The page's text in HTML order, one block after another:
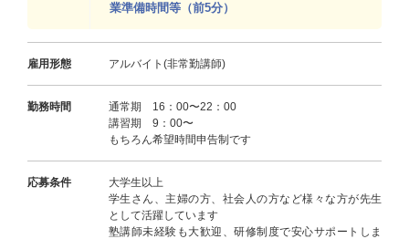
業準備時間等（前5分）
雇用形態 アルバイト(非常勤講師)
勤務時間
通常期 16：00〜22：00
講習期 9：00〜
もちろん希望時間申告制です
応募条件
大学生以上
学生さん、主婦の方、社会人の方など様々な方が先生
として活躍しています
塾講師未経験も大歓迎、研修制度で安心サポートしま